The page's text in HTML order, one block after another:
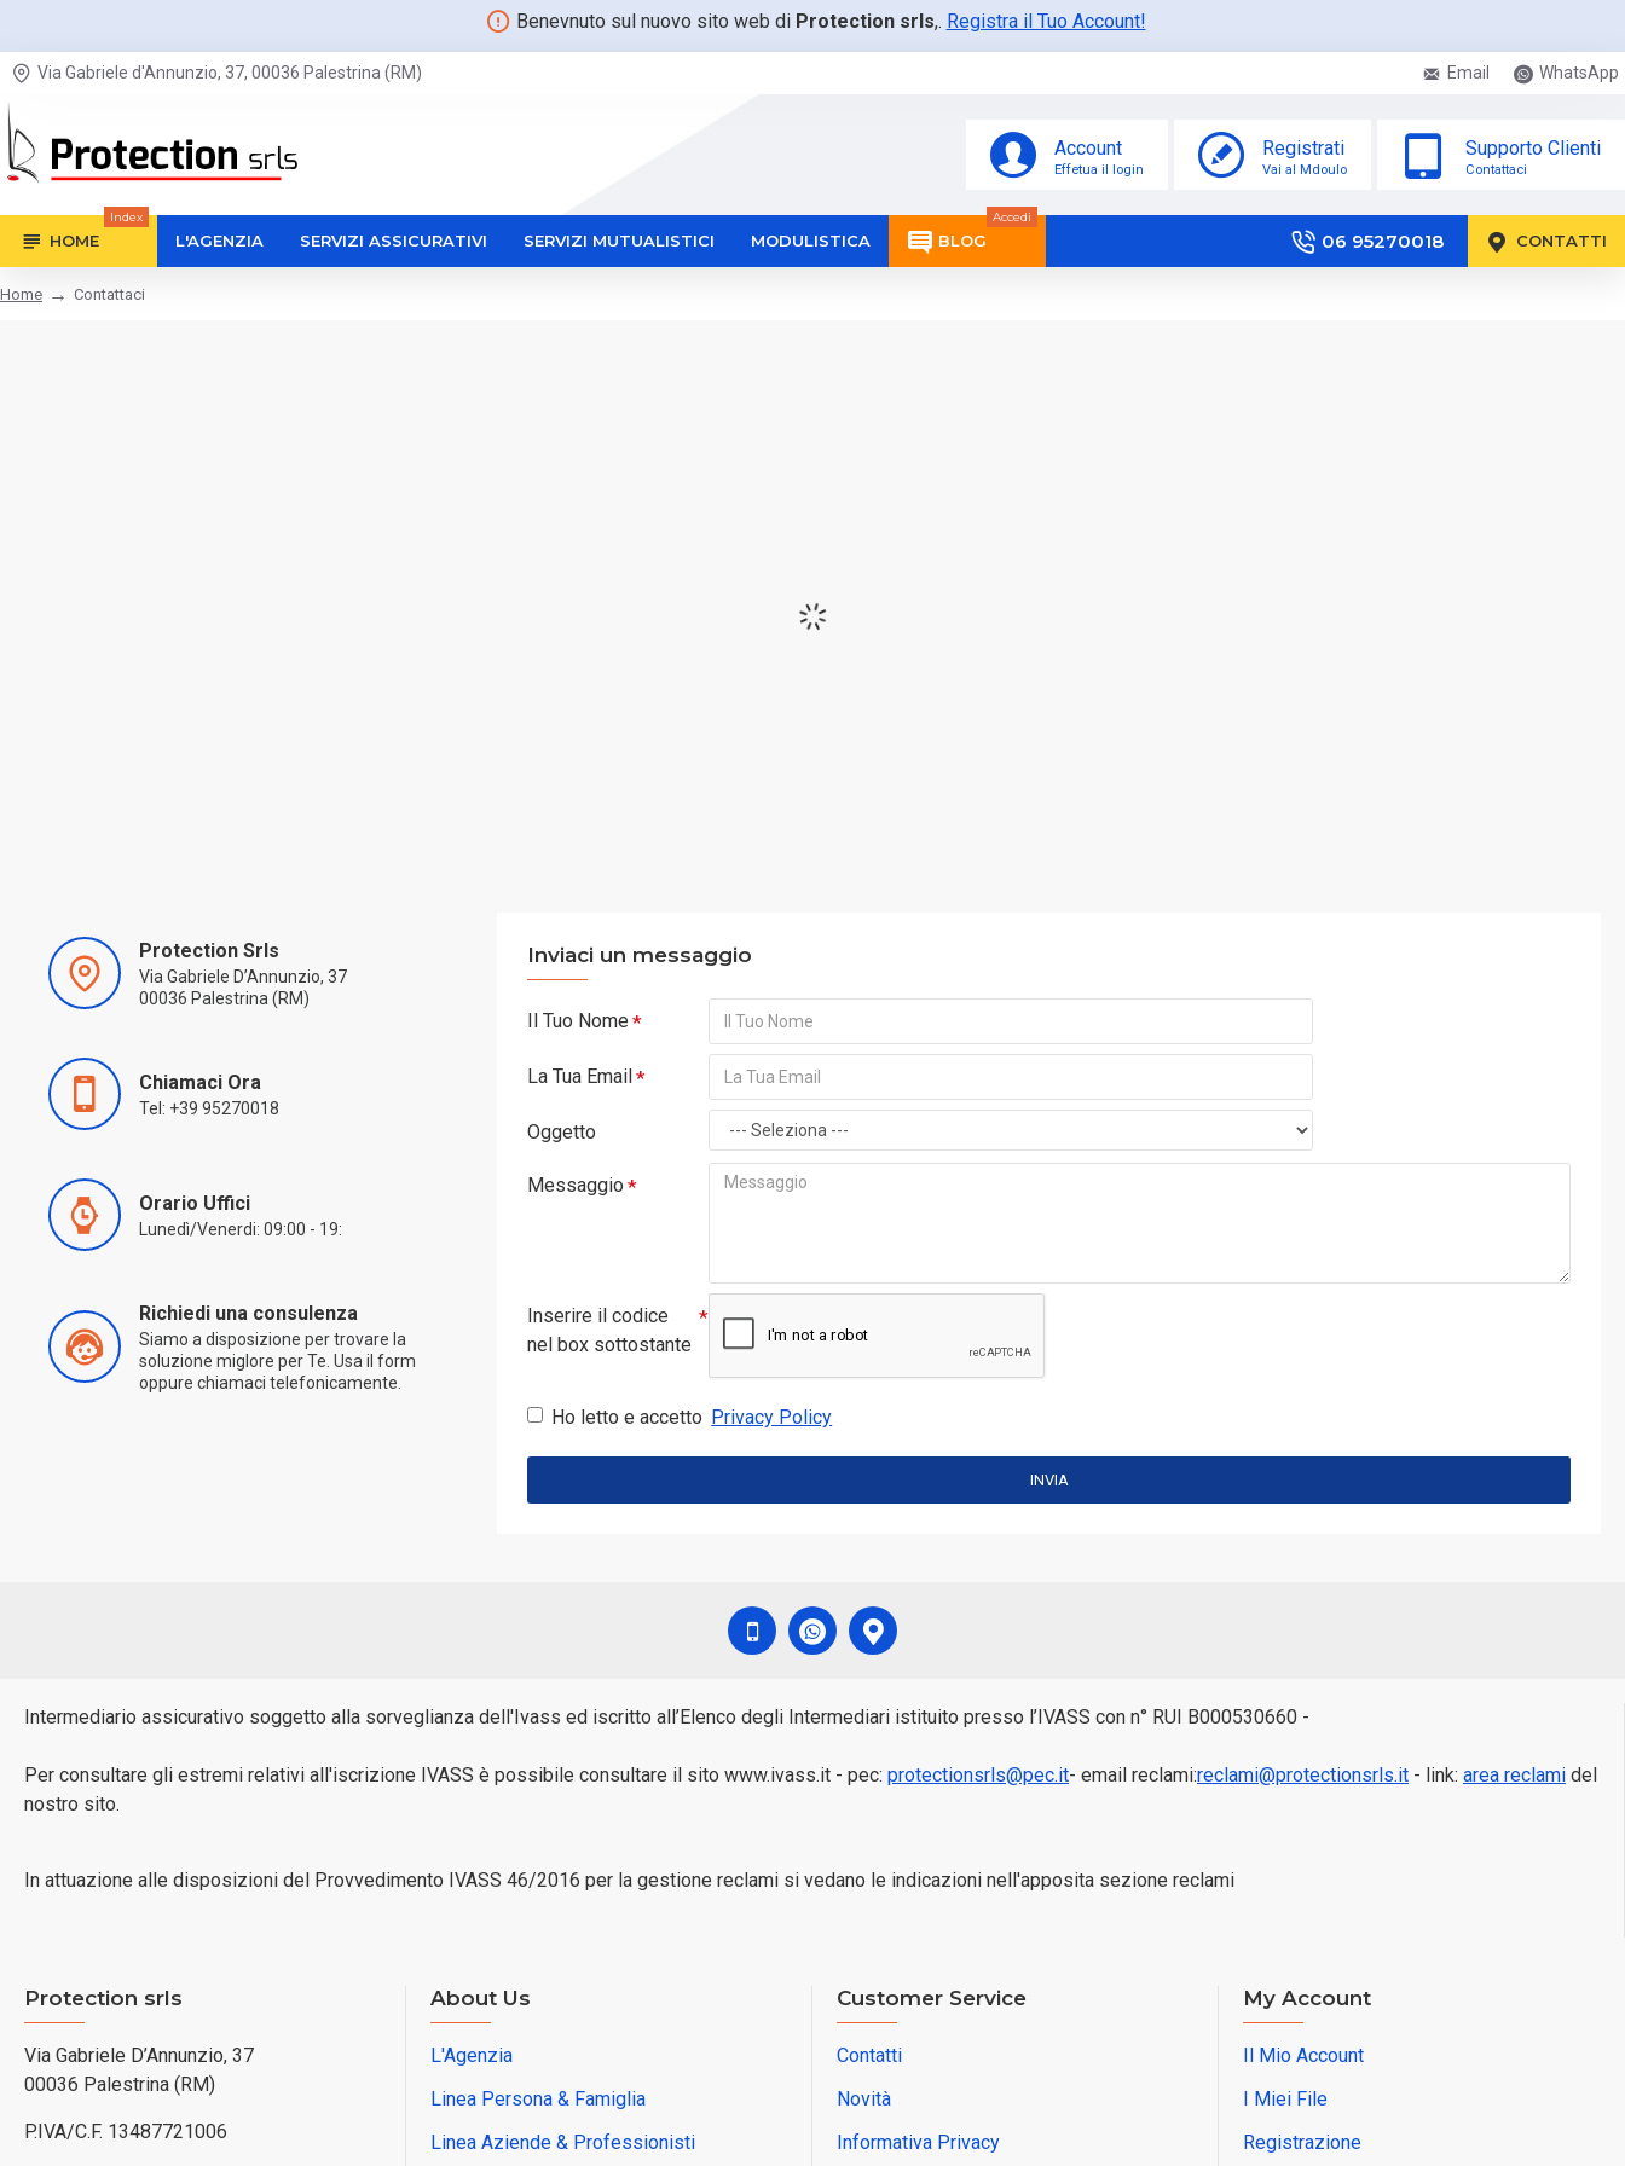
Benevnuto sul nuovo sito web di Protection srls,. Registra il Tuo Account!
Via Gabriele d'Annunzio, 37, 00036 Palestrina (RM) Email WhatsApp
Account
Effetua il login
Registrati
Vai al Mdoulo
Supporto Clienti
Contattaci
HOME
Index
L'AGENZIA SERVIZI ASSICURATIVI SERVIZI MUTUALISTICI MODULISTICA BLOG
Accedi
06 95270018 CONTATTI
Home Contattaci
Protection Srls
Via Gabriele D’Annunzio, 37
00036 Palestrina (RM)
Chiamaci Ora
Tel: +39 95270018
Orario Uffici
Lunedì/Venerdi: 09:00 - 19:
Richiedi una consulenza
Siamo a disposizione per trovare la
soluzione miglore per Te. Usa il form
oppure chiamaci telefonicamente.
Inviaci un messaggio
Il Tuo Nome
La Tua Email
Oggetto
Messaggio
Inserire il codice
nel box sottostante
Ho letto e accetto Privacy Policy
INVIA
Intermediario assicurativo soggetto alla sorveglianza dell'Ivass ed iscritto all’Elenco degli Intermediari istituito presso l’IVASS con n° RUI B000530660 -
Per consultare gli estremi relativi all'iscrizione IVASS è possibile consultare il sito www.ivass.it - pec: protectionsrls@pec.it- email reclami:reclami@protectionsrls.it - link: area reclami del
nostro sito.
In attuazione alle disposizioni del Provvedimento IVASS 46/2016 per la gestione reclami si vedano le indicazioni nell'apposita sezione reclami
Protection srls
Via Gabriele D’Annunzio, 37
00036 Palestrina (RM)
P.IVA/C.F. 13487721006
About Us
L'Agenzia
Linea Persona & Famiglia
Linea Aziende & Professionisti
Customer Service
Contatti
Novità
Informativa Privacy
My Account
Il Mio Account
I Miei File
Registrazione